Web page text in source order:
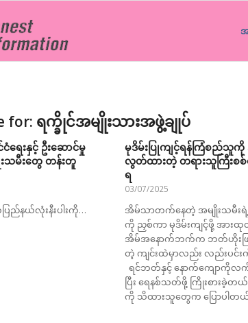
for: ရက္ခိုင်အမျိုးသားအဖွဲ့ချုပ်
ရေးနှင့် ဦးဆောင်မှု
သမီးတွေ တန်းတူ
ြည်နယ်လုံးနီးပါးကို…
မုဒိမ်းပြုကျင့်ရန်ကြံစည်သူကို
လွတ်ထားတဲ့ တရားသူကြီးစစ်
ရ
03/07/2025
အိမ်သာတက်နေတဲ့ အမျိုးသမီး
ကို ညှစ်ကာ မုဒိမ်းကျင့်ဖို့ အာ
အိမ်အနောက်ဘက်က ဘတ်ဟိုးဖြ
တဲ့ ကျင်းထဲမှာလည်း လည်းပင်း
ရင်ဘတ်နှင့် နောက်ကျောကိုလ
ပြီး ရေနစ်သတ်ဖို့ ကြိုးစားခဲ့တ
ကို သိထားသူတွေက ပြောပါတ